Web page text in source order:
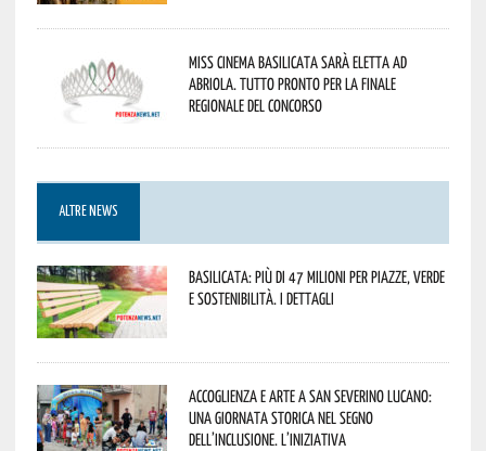
Miss Cinema Basilicata sarà eletta ad
Abriola. Tutto pronto per la finale
regionale del concorso
ALTRE NEWS
Basilicata: più di 47 milioni per piazze, verde
e sostenibilità. I dettagli
Accoglienza e arte a San Severino Lucano:
una giornata storica nel segno
dell’inclusione. L’iniziativa